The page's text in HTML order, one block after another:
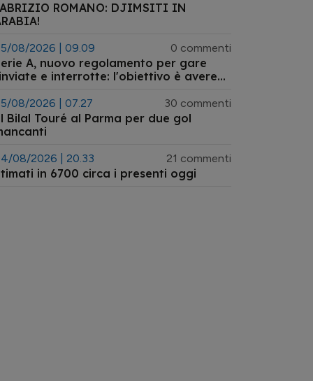
ROMANO: DJIMSITI IN
08/2026 | 09.09 0 commenti
A, nuovo regolamento per gare
e interrotte: l'obiettivo è avere
08/2026 | 07.27 30 commenti
Bilal Touré al Parma per due gol
08/2026 | 20.33 21 commenti
in 6700 circa i presenti oggi